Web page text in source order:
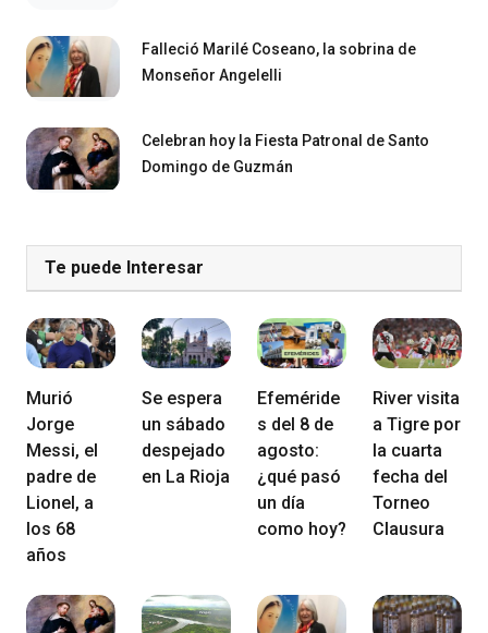
Falleció Marilé Coseano, la sobrina de
Monseñor Angelelli
Celebran hoy la Fiesta Patronal de Santo
Domingo de Guzmán
Te puede Interesar
Murió
Jorge
Messi, el
padre de
Lionel, a
los 68
años
Se espera
un sábado
despejado
en La Rioja
Efeméride
s del 8 de
agosto:
¿qué pasó
un día
como hoy?
River visita
a Tigre por
la cuarta
fecha del
Torneo
Clausura